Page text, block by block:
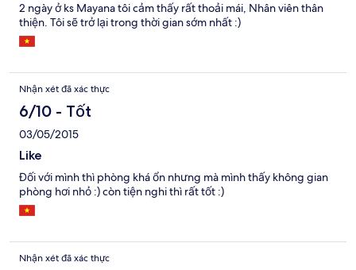
2 ngày ở ks Mayana tôi cảm thấy rất thoải mái, Nhân viên thân
thiện. Tôi sẽ trở lại trong thời gian sớm nhất :)
Nhận xét đã xác thực
6/10 - Tốt
03/05/2015
Like
Đối với mình thì phòng khá ổn nhưng mà mình thấy không gian
phòng hơi nhỏ :) còn tiện nghi thì rất tốt :)
Nhận xét đã xác thực